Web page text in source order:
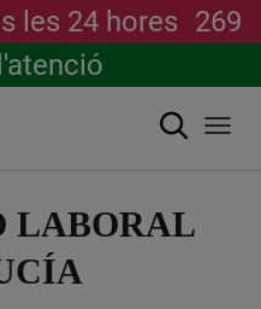
les 24 hores 269
Cerca
LABORAL